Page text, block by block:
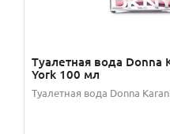
Туалетная вода Donna
York 100 мл
Туалетная вода Donna